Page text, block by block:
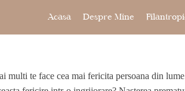
Acasa Despre Mine
multi te face cea mai fericita persoana din